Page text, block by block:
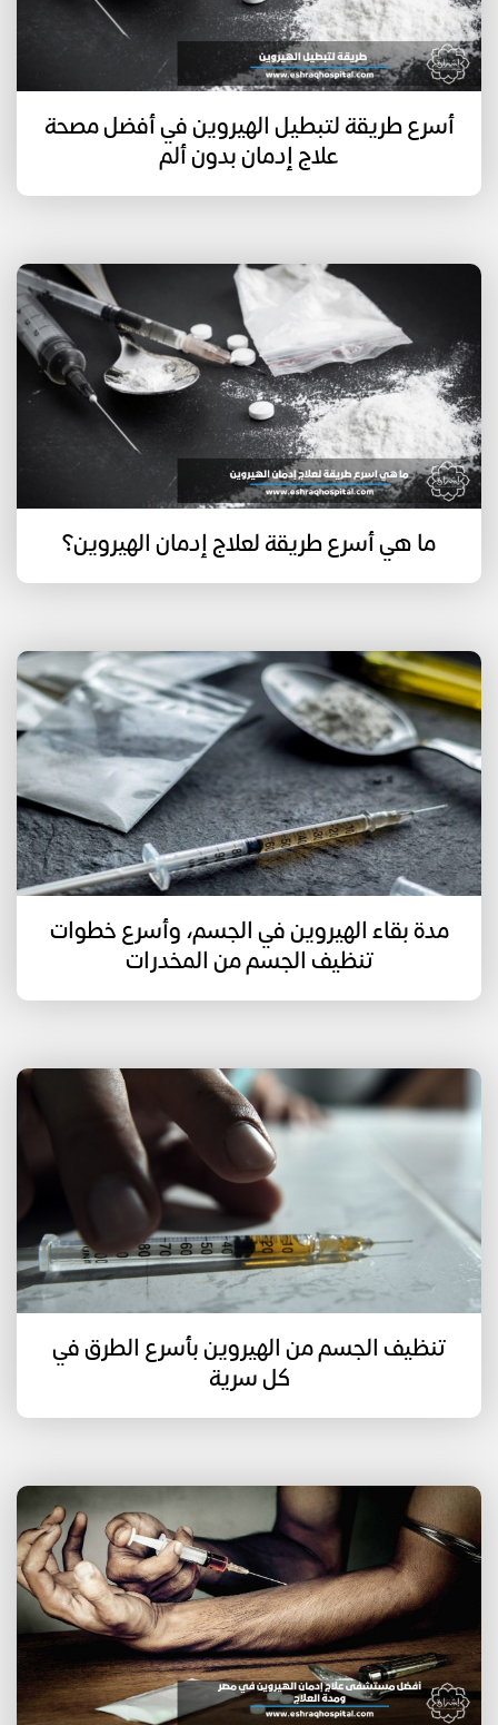
أسرع طريقة لتبطيل الهيروين في أفضل مصحة
علاج إدمان بدون ألم
ما هي أسرع طريقة لعلاج إدمان الهيروين؟
مدة بقاء الهيروين في الجسم، وأسرع خطوات
تنظيف الجسم من المخدرات
تنظيف الجسم من الهيروين بأسرع الطرق في
كل سرية